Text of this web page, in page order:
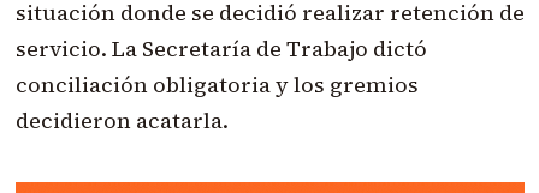
situación donde se decidió realizar retención de
servicio. La Secretaría de Trabajo dictó
conciliación obligatoria y los gremios
decidieron acatarla.